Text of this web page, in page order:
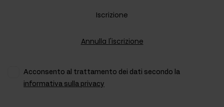
Iscrizione
Annulla l'iscrizione
Acconsento al trattamento dei dati secondo la
informativa sulla privacy